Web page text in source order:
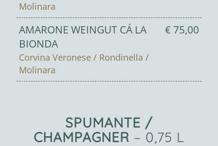
Molinara
AMARONE WEINGUT CÁ LA
BIONDA
€ 75,00
Corvina Veronese / Rondinella /
Molinara
SPUMANTE /
CHAMPAGNER – 0,75 L